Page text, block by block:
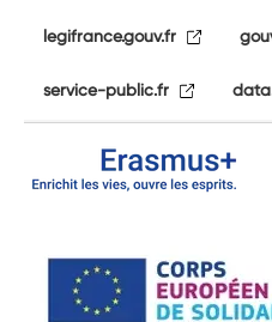
legifrance.gouv.fr
service-public.fr